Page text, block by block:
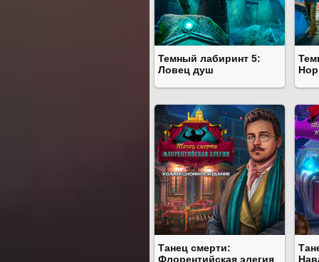
Темный лабиринт 5:
Ловец душ
Танец смерти:
Флорентийская элегия